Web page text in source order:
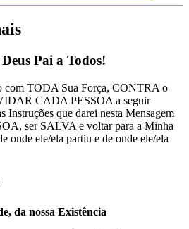
Pai a Todos!
com TODA Sua Força, CONTRA o
CADA PESSOA a seguir
Instruções que darei nesta Mensagem
ser SALVA e voltar para a Minha
onde ele/ela partiu e de onde ele/ela
da nossa Existência